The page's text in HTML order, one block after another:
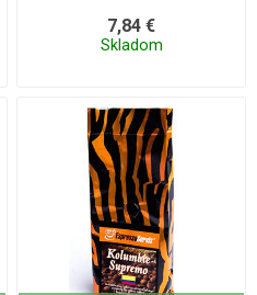
7,84 €
Skladom